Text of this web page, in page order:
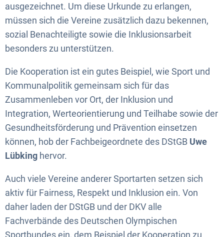
ausgezeichnet. Um diese Urkunde zu erlangen,
müssen sich die Vereine zusätzlich dazu bekennen,
sozial Benachteiligte sowie die Inklusionsarbeit
besonders zu unterstützen.
Die Kooperation ist ein gutes Beispiel, wie Sport und
Kommunalpolitik gemeinsam sich für das
Zusammenleben vor Ort, der Inklusion und
Integration, Werteorientierung und Teilhabe sowie der
Gesundheitsförderung und Prävention einsetzen
können, hob der Fachbeigeordnete des DStGB Uwe
Lübking hervor.
Auch viele Vereine anderer Sportarten setzen sich
aktiv für Fairness, Respekt und Inklusion ein. Von
daher laden der DStGB und der DKV alle
Fachverbände des Deutschen Olympischen
Sportbundes ein, dem Beispiel der Kooperation zu